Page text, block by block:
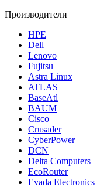
Производители
HPE
Dell
Lenovo
Fujitsu
Astra Linux
ATLAS
BaseAtl
BAUM
Cisco
Crusader
CyberPower
DCN
Delta Computers
EcoRouter
Evada Electronics